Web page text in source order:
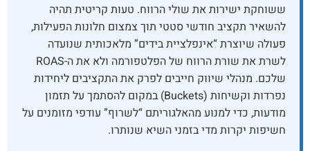
ששוחקת ישירות את שולי הרווח. טעות קריטית תהיה
להשאיר תקציב חודשי סטטי תוך צמצום חלונות הפעילות,
פעולה שיוצרת “אינפלציית בידים” מלאכותית שנועדה
לשרת את שורת הרווח של הפלטפורמה ולא את ה-ROAS
שלכם. מנהלי שיווק חייבים לפרק את התקציבים ליחידות
נפרדות וקשיחות (Buckets) במקום להסתמך על תזמון
מודעות, כדי למנוע מהאלגוריתם “לשרוף” עודפי מזומנים על
חשיפות יקרות מדי בזמני השיא שנותרו.